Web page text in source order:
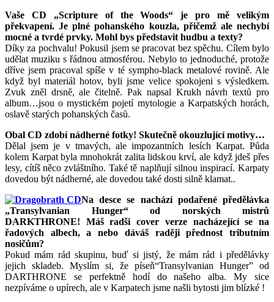
Vaše CD „Scripture of the Woods“ je pro mě velikým
překvapení. Je plné pohanského kouzla, přičemž ale nechybí
mocné a tvrdé prvky. Mohl bys představit hudbu a texty?
Díky za pochvalu! Pokusil jsem se pracovat bez spěchu. Cílem bylo
udělat muziku s řádnou atmosférou. Nebylo to jednoduché, protože
dříve jsem pracoval spíše v té sympho-black metalové rovině. Ale
když byl materiál hotov, byli jsme velice spokojeni s výsledkem.
Zvuk zněl drsně, ale čitelně. Pak napsal Krukh návrh textů pro
album…jsou o mystickém pojetí mytologie a Karpatských horách,
oslavě starých pohanských časů.
Obal CD zdobí nádherné fotky! Skutečně okouzlující motivy…
Dělal jsem je v tmavých, ale impozantních lesích Karpat. Půda
kolem Karpat byla mnohokrát zalita lidskou krví, ale když jdeš přes
lesy, cítíš něco zvláštního. Také tě naplňují silnou inspirací. Karpaty
dovedou být nádherné, ale dovedou také dosti silně klamat..
Na desce se nachází podařené předělávka
„Transylvanian Hunger“ od norských mistrů
DARKTHRONE! Máš radši cover verze nacházející se na
řadových albech, a nebo dáváš raději přednost tributním
nosičům?
Pokud mám rád skupinu, buď si jistý, že mám rád i předělávky
jejich skladeb. Myslím si, že píseň“Transylvanian Hunger” od
DARTHRONE se perfektně hodí do našeho alba. My sice
nezpíváme o upírech, ale v Karpatech jsme našli bytosti jim blízké !